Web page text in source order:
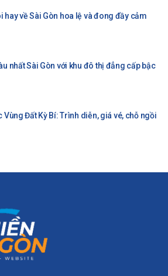
hay về Sài Gòn hoa lệ và đong đầy cảm
nhất Sài Gòn với khu đô thị đẳng cấp bậc
Vùng Đất Kỳ Bí: Trình diễn, giá vé, chỗ ngồi